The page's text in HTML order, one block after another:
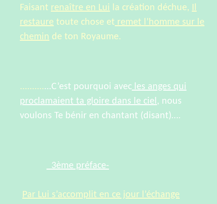
Faisant renaître en Lui la création déchue, Il
restaure toute chose et remet l’homme sur le
chemin de ton Royaume.
.............C’est pourquoi avec les anges qui
proclamaient ta gloire dans le ciel, nous
voulons Te bénir en chantant (disant)….
3ème préface-
Par Lui s’accomplit en ce jour l’échange